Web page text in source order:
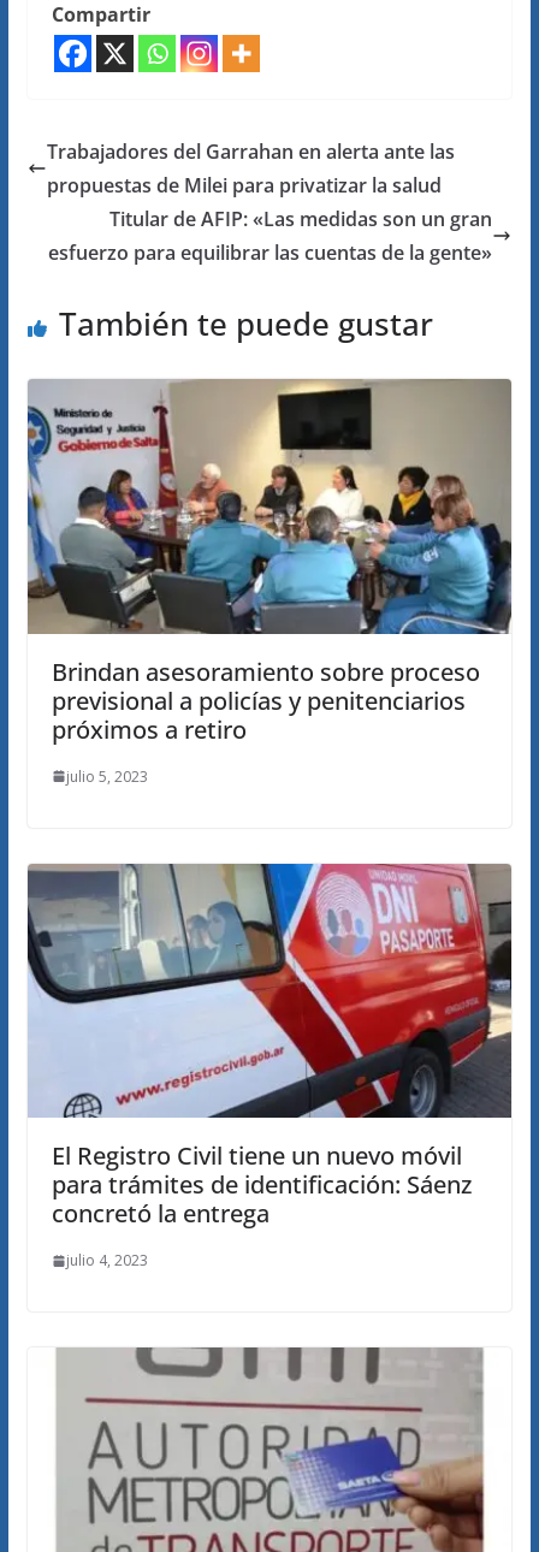
Compartir
Trabajadores del Garrahan en alerta ante las
propuestas de Milei para privatizar la salud
Titular de AFIP: «Las medidas son un gran
esfuerzo para equilibrar las cuentas de la gente»
También te puede gustar
Brindan asesoramiento sobre proceso
previsional a policías y penitenciarios
próximos a retiro
julio 5, 2023
El Registro Civil tiene un nuevo móvil
para trámites de identificación: Sáenz
concretó la entrega
julio 4, 2023